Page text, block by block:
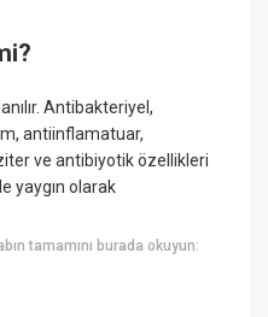
Antibakteriyel,
antiinflamatuar,
ve antibiyotik özellikleri
yaygın olarak
tamamını burada okuyun: